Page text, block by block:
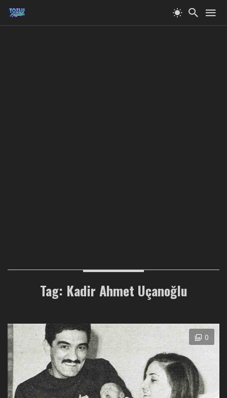
Tag: Kadir Ahmet Uçanoğlu
0